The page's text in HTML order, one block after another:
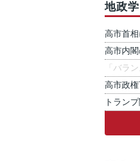
地政
高市首
高市内
「バラ
高市政
トラン